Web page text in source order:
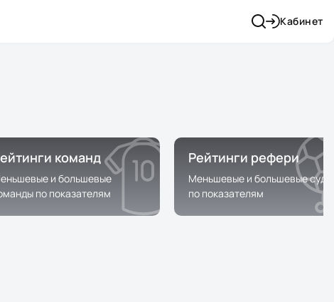
Кабинет
команд
и большевые
по показателям
Рейтинги рефери
Меньшевые и большевые
по показателям